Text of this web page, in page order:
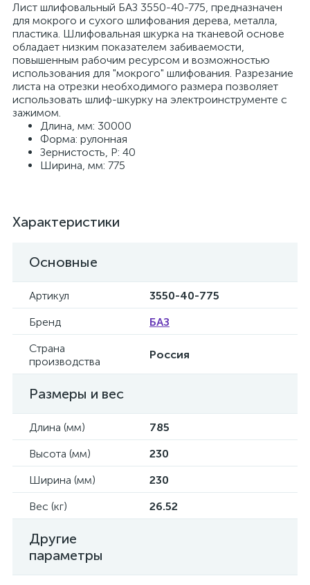
Лист шлифовальный БАЗ 3550-40-775, предназначен
для мокрого и сухого шлифования дерева, металла,
пластика. Шлифовальная шкурка на тканевой основе
обладает низким показателем забиваемости,
повышенным рабочим ресурсом и возможностью
использования для "мокрого" шлифования. Разрезание
листа на отрезки необходимого размера позволяет
использовать шлиф-шкурку на электроинструменте с
зажимом.
Длина, мм: 30000
Форма: рулонная
Зернистость, P: 40
Ширина, мм: 775
Характеристики
Основные
Артикул
3550-40-775
Бренд
БАЗ
Страна
производства
Россия
Размеры и вес
Длина (мм)
785
Высота (мм)
230
Ширина (мм)
230
Вес (кг)
26.52
Другие
параметры